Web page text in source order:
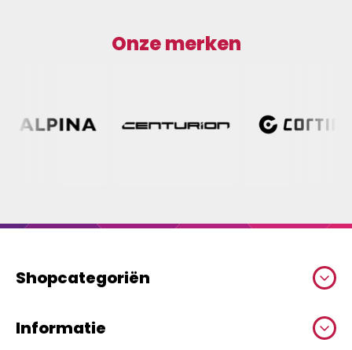
Onze merken
Shopcategoriën
Informatie